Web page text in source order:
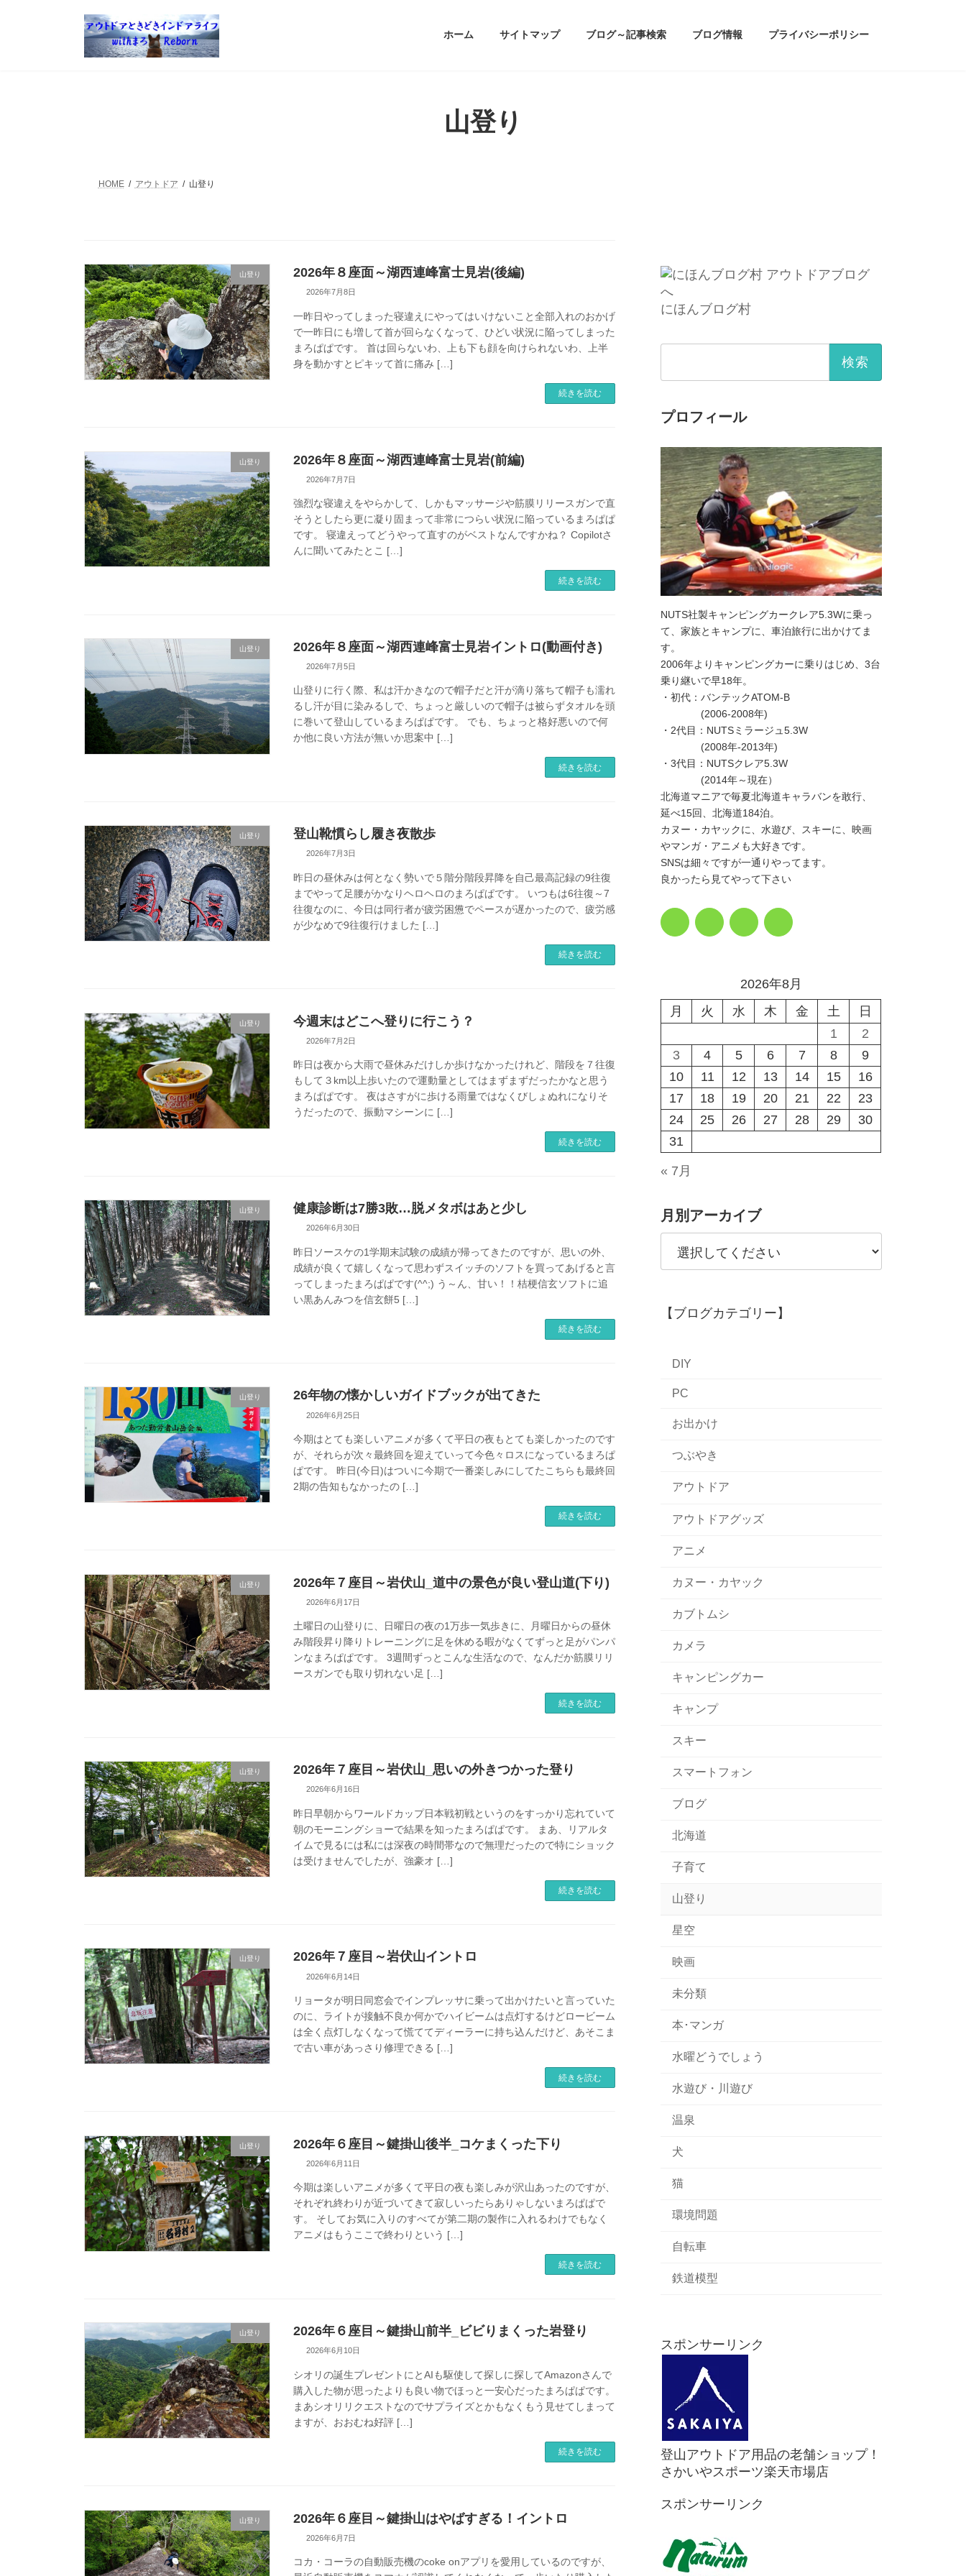
ホーム サイトマップ ブログ～記事検索 ブログ情報 プライバシーポリシー
山登り
HOME アウトドア 山登り
山登り 2026年８座面～湖西連峰富士見岩(後編)
2026年7月8日
一昨日やってしまった寝違えにやってはいけないこと全部入れのおかげ
で一昨日にも増して首が回らなくなって、ひどい状況に陥ってしまった
まろぱぱです。 首は回らないわ、上も下も顔を向けられないわ、上半
身を動かすとピキッて首に痛み […]
続きを読む
山登り 2026年８座面～湖西連峰富士見岩(前編)
2026年7月7日
強烈な寝違えをやらかして、しかもマッサージや筋膜リリースガンで直
そうとしたら更に凝り固まって非常につらい状況に陥っているまろぱぱ
です。 寝違えってどうやって直すのがベストなんですかね？ Copilotさ
んに聞いてみたとこ […]
続きを読む
山登り 2026年８座面～湖西連峰富士見岩イントロ(動画付き)
2026年7月5日
山登りに行く際、私は汗かきなので帽子だと汗が滴り落ちて帽子も濡れ
るし汗が目に染みるしで、ちょっと厳しいので帽子は被らずタオルを頭
に巻いて登山しているまろぱぱです。 でも、ちょっと格好悪いので何
か他に良い方法が無いか思案中 […]
続きを読む
山登り 登山靴慣らし履き夜散歩
2026年7月3日
昨日の昼休みは何となく勢いで５階分階段昇降を自己最高記録の9往復
までやって足腰がかなりヘロヘロのまろぱぱです。 いつもは6往復～7
往復なのに、今日は同行者が疲労困憊でペースが遅かったので、疲労感
が少なめで9往復行けました […]
続きを読む
山登り 今週末はどこへ登りに行こう？
2026年7月2日
昨日は夜から大雨で昼休みだけしか歩けなかったけれど、階段を７往復
もして３km以上歩いたので運動量としてはまずまずだったかなと思う
まろぱぱです。 夜はさすがに歩ける雨量ではなくびしょぬれになりそ
うだったので、振動マシーンに […]
続きを読む
山登り 健康診断は7勝3敗…脱メタボはあと少し
2026年6月30日
昨日ソースケの1学期末試験の成績が帰ってきたのですが、思いの外、
成績が良くて嬉しくなって思わずスイッチのソフトを買ってあげると言
ってしまったまろぱぱです(^^;) う～ん、甘い！！桔梗信玄ソフトに追
い黒あんみつを信玄餅5 […]
続きを読む
山登り 26年物の懐かしいガイドブックが出てきた
2026年6月25日
今期はとても楽しいアニメが多くて平日の夜もとても楽しかったのです
が、それらが次々最終回を迎えていって今色々ロスになっているまろぱ
ぱです。 昨日(今日)はついに今期で一番楽しみにしてたこちらも最終回
2期の告知もなかったの […]
続きを読む
山登り 2026年７座目～岩伏山_道中の景色が良い登山道(下り)
2026年6月17日
土曜日の山登りに、日曜日の夜の1万歩一気歩きに、月曜日からの昼休
み階段昇り降りトレーニングに足を休める暇がなくてずっと足がパンパ
ンなまろぱぱです。 3週間ずっとこんな生活なので、なんだか筋膜リリ
ースガンでも取り切れない足 […]
続きを読む
山登り 2026年７座目～岩伏山_思いの外きつかった登り
2026年6月16日
昨日早朝からワールドカップ日本戦初戦というのをすっかり忘れていて
朝のモーニングショーで結果を知ったまろぱぱです。 まあ、リアルタ
イムで見るには私には深夜の時間帯なので無理だったので特にショック
は受けませんでしたが、強豪オ […]
続きを読む
山登り 2026年７座目～岩伏山イントロ
2026年6月14日
リョータが明日同窓会でインプレッサに乗って出かけたいと言っていた
のに、ライトが接触不良か何かでハイビームは点灯するけどロービーム
は全く点灯しなくなって慌ててディーラーに持ち込んだけど、あそこま
で古い車があっさり修理できる […]
続きを読む
山登り 2026年６座目～鍵掛山後半_コケまくった下り
2026年6月11日
今期は楽しいアニメが多くて平日の夜も楽しみが沢山あったのですが、
それぞれ終わりが近づいてきて寂しいったらありゃしないまろぱぱで
す。 そしてお気に入りのすべてが第二期の製作に入れるわけでもなく
アニメはもうここで終わりという […]
続きを読む
山登り 2026年６座目～鍵掛山前半_ビビりまくった岩登り
2026年6月10日
シオリの誕生プレゼントにとAIも駆使して探しに探してAmazonさんで
購入した物が思ったよりも良い物でほっと一安心だったまろぱぱです。
まあシオリリクエストなのでサプライズとかもなくもう見せてしまって
ますが、おおむね好評 […]
続きを読む
山登り 2026年６座目～鍵掛山はやばすぎる！イントロ
2026年6月7日
コカ・コーラの自動販売機のcoke onアプリを愛用しているのですが、
にほんブログ村
プロフィール
NUTS社製キャンピングカークレア5.3Wに乗っ
て、家族とキャンプに、車泊旅行に出かけてま
す。
2006年よりキャンピングカーに乗りはじめ、3台
乗り継いで早18年。
・初代：バンテックATOM-B
(2006-2008年)
・2代目：NUTSミラージュ5.3W
(2008年-2013年)
・3代目：NUTSクレア5.3W
(2014年～現在）
北海道マニアで毎夏北海道キャラバンを敢行、
延べ15回、北海道184泊。
カヌー・カヤックに、水遊び、スキーに、映画
やマンガ・アニメも大好きです。
SNSは細々ですが一通りやってます。
良かったら見てやって下さい
2026年8月
月
火 水 木 金 土
日
1
2
3
4 5 6 7 8
9
10
11 12 13 14 15
16
17
18 19 20 21 22
23
24
25 26 27 28 29
30
31
« 7月
月別アーカイブ
【ブログカテゴリー】
DIY
PC
お出かけ
つぶやき
アウトドア
アウトドアグッズ
アニメ
カヌー・カヤック
カブトムシ
カメラ
キャンピングカー
キャンプ
スキー
スマートフォン
ブログ
北海道
子育て
山登り
星空
映画
未分類
本･マンガ
水曜どうでしょう
水遊び・川遊び
温泉
犬
猫
環境問題
自転車
鉄道模型
スポンサーリンク
登山アウトドア用品の老舗ショップ！
さかいやスポーツ楽天市場店
スポンサーリンク